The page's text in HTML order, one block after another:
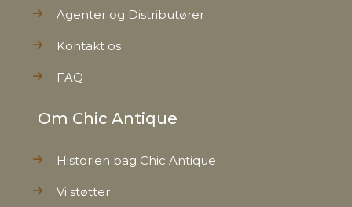
Agenter og Distributører
Kontakt os
FAQ
Om Chic Antique
Historien bag Chic Antique
Vi støtter